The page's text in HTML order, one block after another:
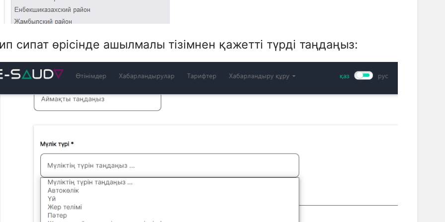
сипат өрісінде ашылмалы тізімнен қажетті түрді таңдаңыз: